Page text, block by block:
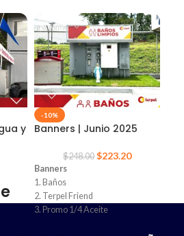
y
-10%
Banners | Junio 2025
$248.00 $223.20
Banners
1. Baños
2. Terpel Friend
3. Promo 1/4 Aceite